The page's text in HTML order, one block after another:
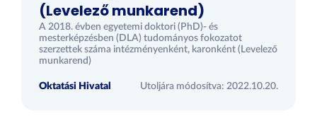
(Levelező munkarend)
A 2018. évben egyetemi doktori (PhD)- és
mesterképzésben (DLA) tudományos fokozatot
szerzettek száma intézményenként, karonként (Levelező
munkarend)
Oktatási Hivatal Utoljára módosítva: 2022.10.20.